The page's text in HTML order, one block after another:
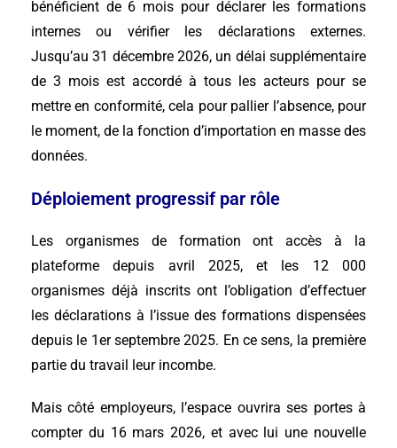
bénéficient de 6 mois pour déclarer les formations
internes ou vérifier les déclarations externes.
Jusqu’au 31 décembre 2026, un délai supplémentaire
de 3 mois est accordé à tous les acteurs pour se
mettre en conformité, cela pour pallier l’absence, pour
le moment, de la fonction d’importation en masse des
données.
Déploiement progressif par rôle
Les organismes de formation ont accès à la
plateforme depuis avril 2025, et les 12 000
organismes déjà inscrits ont l’obligation d’effectuer
les déclarations à l’issue des formations dispensées
depuis le 1er septembre 2025. En ce sens, la première
partie du travail leur incombe.
Mais côté employeurs, l’espace ouvrira ses portes à
compter du 16 mars 2026, et avec lui une nouvelle